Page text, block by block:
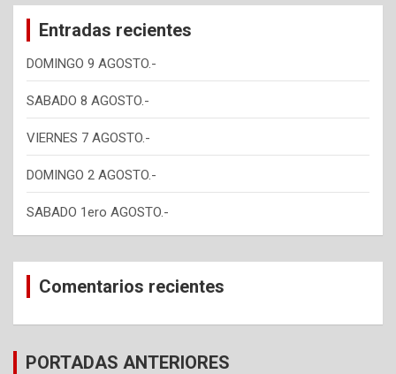
c
Entradas recientes
DOMINGO 9 AGOSTO.-
SABADO 8 AGOSTO.-
VIERNES 7 AGOSTO.-
DOMINGO 2 AGOSTO.-
SABADO 1ero AGOSTO.-
Comentarios recientes
PORTADAS ANTERIORES